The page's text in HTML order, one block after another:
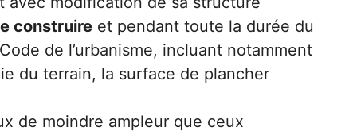
construire et pendant toute la durée du
de l’urbanisme, incluant notamment
du terrain, la surface de plancher
de moindre ampleur que ceux